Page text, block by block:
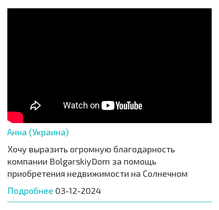
Анна (Украина)
Хочу выразить огромную благодарность
компании BolgarskiyDom за помощь
приобретения недвижимости на Солнечном
Подробнее 03-12-2024